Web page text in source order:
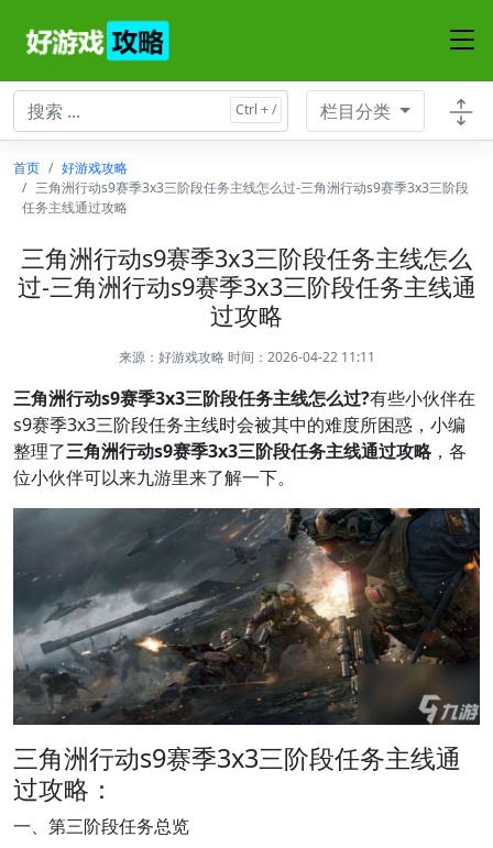
栏目分类
首页
好游戏攻略
三角洲行动s9赛季3x3三阶段任务主线怎么过-三角洲行动s9赛季3x3三阶段
任务主线通过攻略
三角洲行动s9赛季3x3三阶段任务主线怎么
过-三角洲行动s9赛季3x3三阶段任务主线通
过攻略
来源： 好游戏攻略时间：2026-04-22 11:11
三角洲行动s9赛季3x3三阶段任务主线怎么过?有些小伙伴在
s9赛季3x3三阶段任务主线时会被其中的难度所困惑，小编
整理了三角洲行动s9赛季3x3三阶段任务主线通过攻略，各
位小伙伴可以来九游里来了解一下。
三角洲行动s9赛季3x3三阶段任务主线通
过攻略：
一、第三阶段任务总览